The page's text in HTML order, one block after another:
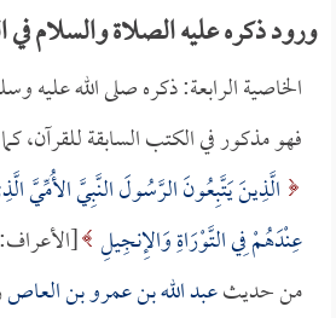
ورود ذكره عليه الصلاة والسلام في
الخاصية الرابعة: ذكره صلى الله عليه
فهو مذكور في الكتب السابقة للقرآن،
الَّذِينَ يَتَّبِعُونَ الرَّسُولَ النَّبِيَّ الأُمِّيَّ
عِنْدَهُمْ فِي التَّوْرَاةِ وَالإِنجِيلِ [الأعراف:157], وفي
من حديثعبد الله بن عمرو بن العاص